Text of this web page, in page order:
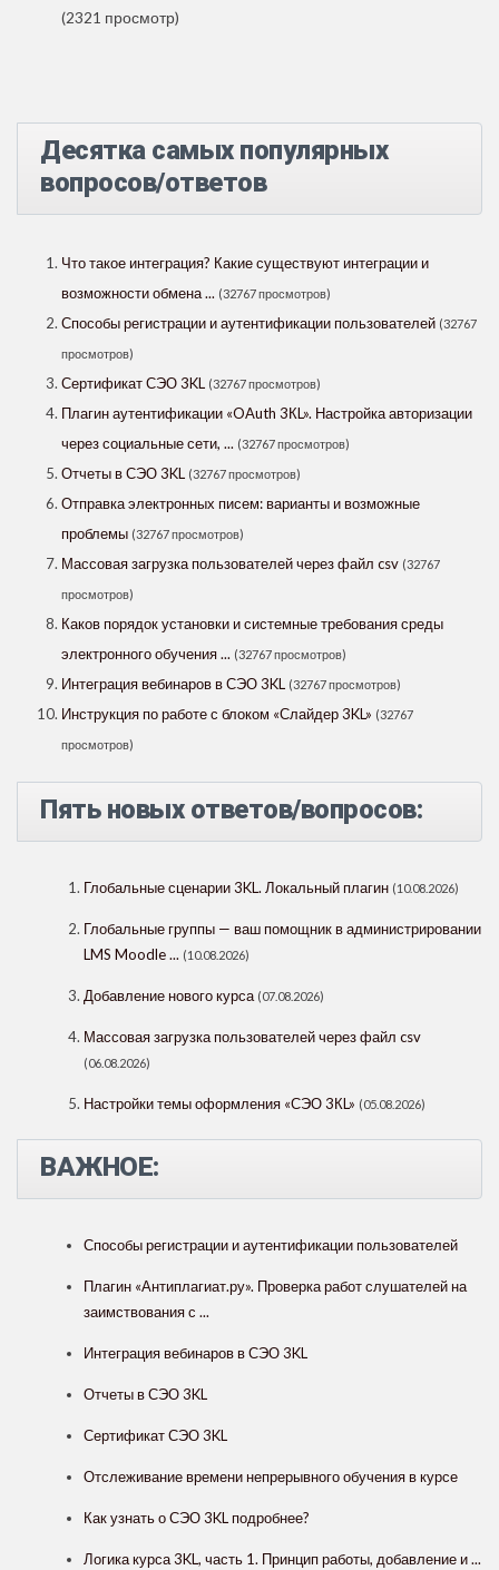
(2321 просмотр)
Десятка самых популярных
вопросов/ответов
Что такое интеграция? Какие существуют интеграции и
возможности обмена ... (32767 просмотров)
Способы регистрации и аутентификации пользователей (32767
просмотров)
Сертификат СЭО 3KL (32767 просмотров)
Плагин аутентификации «OAuth 3КL». Настройка авторизации
через социальные сети, ... (32767 просмотров)
Отчеты в СЭО 3KL (32767 просмотров)
Отправка электронных писем: варианты и возможные
проблемы (32767 просмотров)
Массовая загрузка пользователей через файл csv (32767
просмотров)
Каков порядок установки и системные требования среды
электронного обучения ... (32767 просмотров)
Интеграция вебинаров в СЭО 3KL (32767 просмотров)
Инструкция по работе с блоком «Слайдер 3KL» (32767
просмотров)
Пять новых ответов/вопросов:
Глобальные сценарии 3KL. Локальный плагин (10.08.2026)
Глобальные группы — ваш помощник в администрировании
LMS Moodle ... (10.08.2026)
Добавление нового курса (07.08.2026)
Массовая загрузка пользователей через файл csv
(06.08.2026)
Настройки темы оформления «СЭО 3КL» (05.08.2026)
ВАЖНОЕ:
Способы регистрации и аутентификации пользователей
Плагин «Антиплагиат.ру». Проверка работ слушателей на
заимствования с ...
Интеграция вебинаров в СЭО 3KL
Отчеты в СЭО 3KL
Сертификат СЭО 3KL
Отслеживание времени непрерывного обучения в курсе
Как узнать о СЭО 3KL подробнее?
Логика курса 3KL, часть 1. Принцип работы, добавление и ...